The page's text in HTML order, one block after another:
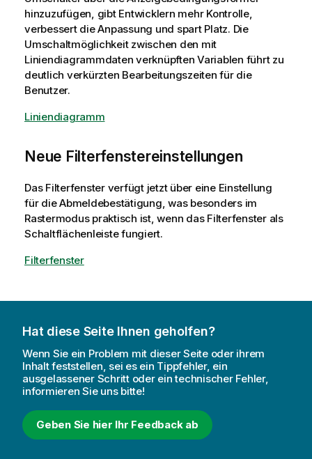
hinzuzufügen, gibt Entwicklern mehr Kontrolle,
verbessert die Anpassung und spart Platz. Die
Umschaltmöglichkeit zwischen den mit
Liniendiagrammdaten verknüpften Variablen führt zu
deutlich verkürzten Bearbeitungszeiten für die
Benutzer.
Liniendiagramm
Neue Filterfenstereinstellungen
Das Filterfenster verfügt jetzt über eine Einstellung
für die Abmeldebestätigung, was besonders im
Rastermodus praktisch ist, wenn das Filterfenster als
Schaltflächenleiste fungiert.
Filterfenster
Hat diese Seite Ihnen geholfen?
Wenn Sie ein Problem mit dieser Seite oder ihrem
Inhalt feststellen, sei es ein Tippfehler, ein
ausgelassener Schritt oder ein technischer Fehler,
informieren Sie uns bitte!
Geben Sie hier Ihr Feedback ab